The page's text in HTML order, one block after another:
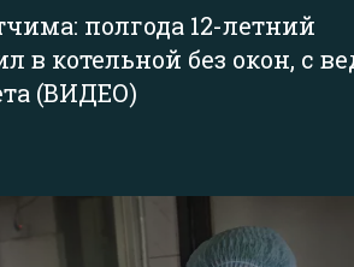
полгода 12-летний
в котельной без окон, с
(ВИДЕО)